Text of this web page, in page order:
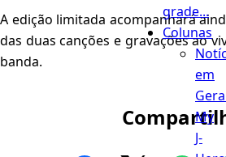
grade...
Colunas
em
My
J-
A edição limitada acompanhará
das duas canções e gravações ao
banda.